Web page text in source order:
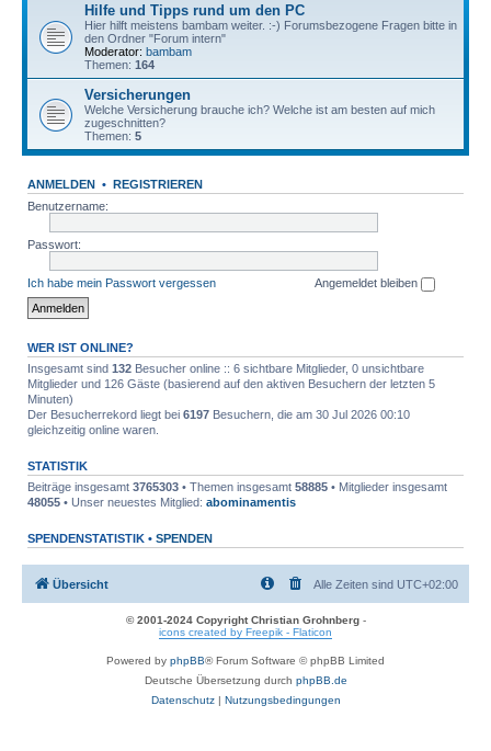
Hilfe und Tipps rund um den PC
Hier hilft meistens bambam weiter. :-) Forumsbezogene Fragen bitte in
den Ordner "Forum intern"
Moderator: bambam
Themen: 164
Versicherungen
Welche Versicherung brauche ich? Welche ist am besten auf mich
zugeschnitten?
Themen: 5
ANMELDEN • REGISTRIEREN
Benutzername:
Passwort:
Ich habe mein Passwort vergessen Angemeldet bleiben
WER IST ONLINE?
Insgesamt sind 132 Besucher online :: 6 sichtbare Mitglieder, 0 unsichtbare
Mitglieder und 126 Gäste (basierend auf den aktiven Besuchern der letzten 5
Minuten)
Der Besucherrekord liegt bei 6197 Besuchern, die am 30 Jul 2026 00:10
gleichzeitig online waren.
STATISTIK
Beiträge insgesamt 3765303 • Themen insgesamt 58885 • Mitglieder insgesamt
48055 • Unser neuestes Mitglied: abominamentis
SPENDENSTATISTIK • SPENDEN
Übersicht Alle Zeiten sind UTC+02:00
© 2001-2024 Copyright Christian Grohnberg-
icons created by Freepik - Flaticon
Powered by phpBB® Forum Software © phpBB Limited
Deutsche Übersetzung durch phpBB.de
Datenschutz| Nutzungsbedingungen